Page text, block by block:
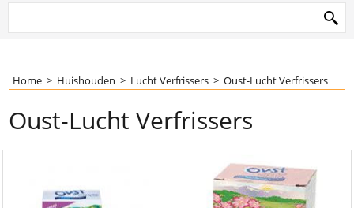
Home > Huishouden > Lucht Verfrissers > Oust-Lucht Verfrissers
Oust-Lucht Verfrissers